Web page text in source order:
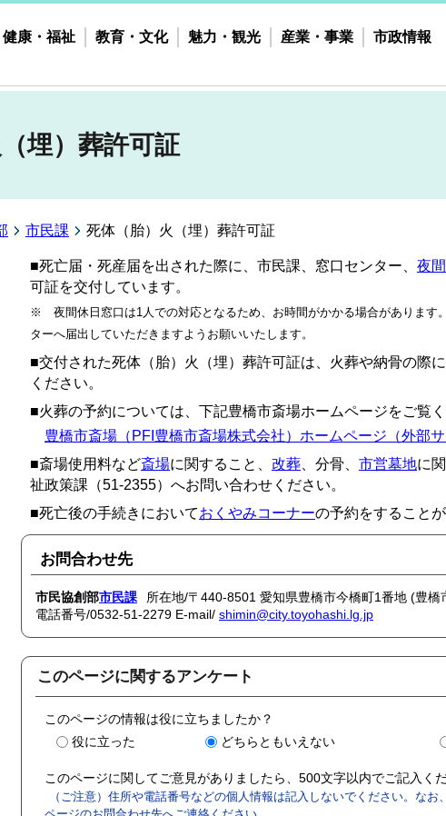
健康・福祉 教育・文化 魅力・観光 産業・事業 市政情報
埋）葬許可証
市民課 死体（胎）火（埋）葬許可証
■死亡届・死産届を出された際に、市民課、窓口センター、 夜
可証を交付しています。
※ 夜間休日窓口は1人での対応となるため、お時間がかかる場合がありま
ターへ届出していただきますようお願いいたします。
■交付された死体（胎）火（埋）葬許可証は、火葬や納骨の際
ください。
■火葬の予約については、下記豊橋市斎場ホームページをご覧く
豊橋市斎場（PFI豊橋市斎場株式会社）ホームページ（外部サ
■斎場使用料など斎場に関すること、 改葬 、分骨、 市営墓地に
祉政策課（51-2355）へお問い合わせください。
■死亡後の手続きにおいておくやみコーナーの予約をすること
お問合わせ先
市民協創部市民課
所在地/〒440-8501 愛知県豊橋市今橋町1番地 (豊橋
電話番号/0532-51-2279 E-mail/ shimin@city.toyohashi.lg.jp
このページに関するアンケート
このページの情報は役に立ちましたか？
役に立った
どちらともいえない
このページに関してご意見がありましたら、500文字以内でご記入く
（ご注意）住所や電話番号などの個人情報は記入しないでください。な